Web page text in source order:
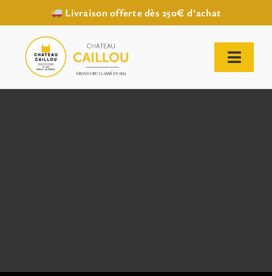
Livraison offerte dès 250€ d’achat
contenu